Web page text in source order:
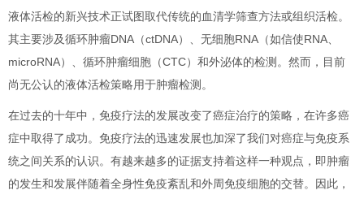
液体活检的新兴技术正试图取代传统的血清学筛查方法或组织活检。
其主要涉及循环肿瘤DNA（ctDNA）、无细胞RNA（如信使RNA、
microRNA）、循环肿瘤细胞（CTC）和外泌体的检测。然而，目前
尚无公认的液体活检策略用于肿瘤检测。
在过去的十年中，免疫疗法的发展改变了癌症治疗的策略，在许多癌
症中取得了成功。免疫疗法的迅速发展也加深了我们对癌症与免疫系
统之间关系的认识。有越来越多的证据支持着这样一种观点，即肿瘤
的发生和发展伴随着全身性免疫紊乱和外周免疫细胞的交替。因此，